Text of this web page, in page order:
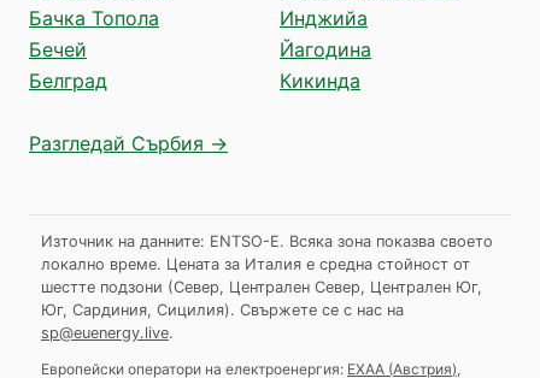
Бачка Топола
Бечей
Белград
Инджийа
Йагодина
Кикинда
Разгледай Сърбия →
Източник на данните: ENTSO-E. Всяка зона показва своето
локално време. Цената за Италия е средна стойност от
шестте подзони (Север, Централен Север, Централен Юг,
Юг, Сардиния, Сицилия). Свържете се с нас на
sp@euenergy.live.
Европейски оператори на електроенергия: EXAA (Австрия)